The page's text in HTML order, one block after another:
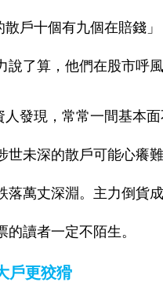
散戶十個有九個在賠錢
說了算，他們在股市呼
人發現，常常一間基本
世未深的散戶可能心癢
落萬丈深淵。主力倒貨
讀者一定不陌生。
戶更狡猾